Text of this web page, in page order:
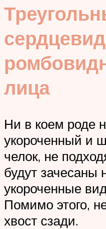
лица
Ни в коем роде
укороченный и
челок, не
будут зачесаны
укороченные
Помимо этого,
хвост сзади.